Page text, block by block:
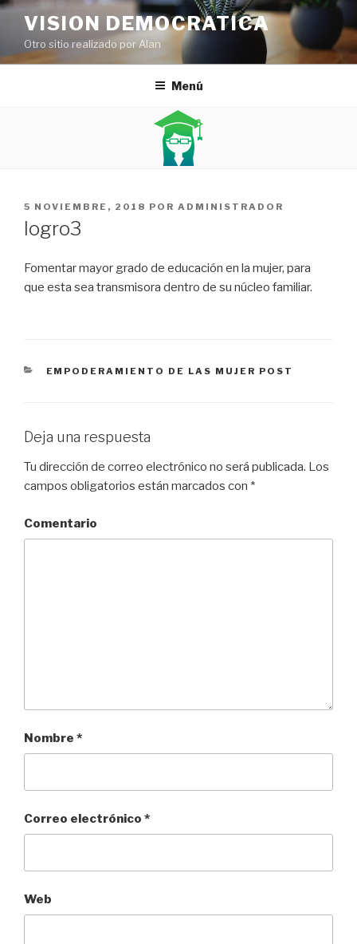
Ir
contenido
VISION DEMOCRATICA
Otro sitio realizado por Alan
Menú
PUBLICADO
EN
5 NOVIEMBRE, 2018 POR ADMINISTRADOR
logro3
Fomentar mayor grado de educación en la mujer, para
que esta sea transmisora dentro de su núcleo familiar.
CATEGORÍAS
EMPODERAMIENTO DE LAS MUJER POST
Deja una respuesta
Tu dirección de correo electrónico no será publicada. Los
campos obligatorios están marcados con *
Comentario
Nombre *
Correo electrónico *
Web